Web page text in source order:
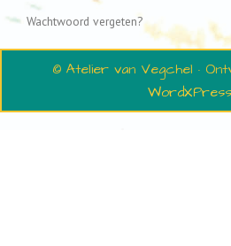
Wachtwoord vergeten?
© Atelier van Vegchel ·